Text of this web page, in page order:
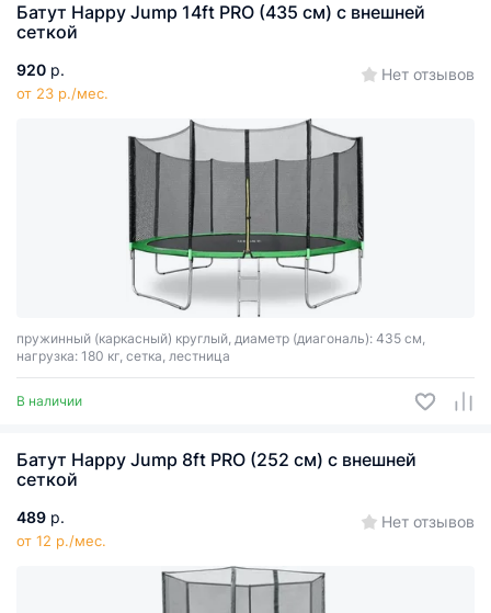
Батут Happy Jump 14ft PRO (435 см) с внешней
сеткой
920 р.
от 23 р./мес.
Нет отзывов
пружинный (каркасный) круглый, диаметр (диагональ): 435 см,
нагрузка: 180 кг, сетка, лестница
В наличии
Батут Happy Jump 8ft PRO (252 см) с внешней
сеткой
489 р.
от 12 р./мес.
Нет отзывов